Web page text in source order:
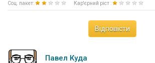
откровение, а потом пойдет и в
обольют грязью и быстро попытаются
офис нужны тупые провинциалы которые
Хотя хороший wnопыт посмотреть и
все не так уж и плохо , раз люди так себя
Соц. пакет:
Кар'єрний ріст :
Відповісти
Павел Куда